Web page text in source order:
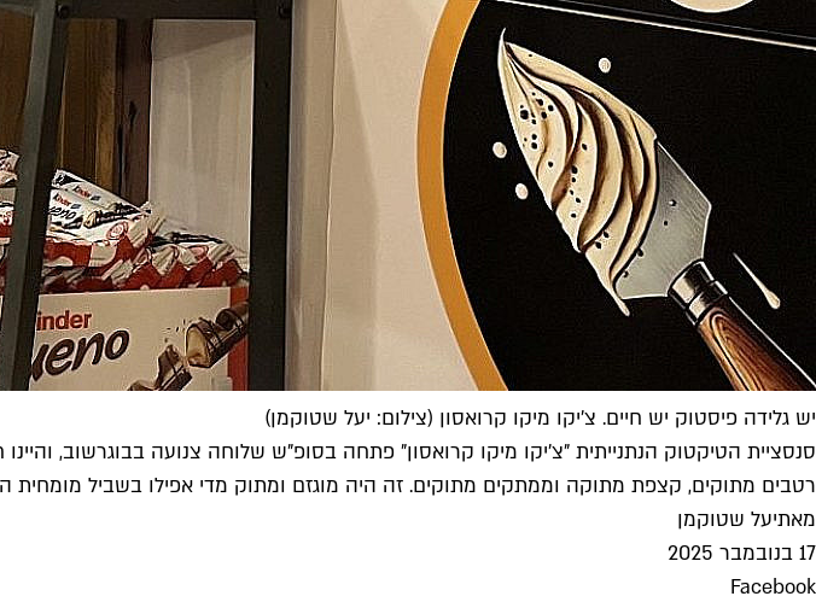
יש גלידה פיסטוק יש חיים. צ'יקו מיקו קרואסון (צילום: יעל שטוקמן)
סנסציית הטיקטוק הנתנייתית "צ'יקו מיקו קרואסון" פתחה בסופ"ש שלוחה צנועה בבוגרשוב,
רטבים מתוקים, קצפת מתוקה וממתקים מתוקים. זה היה מוגזם ומתוק מדי אפילו בשביל
מאתיעל שטוקמן
17 בנובמבר 2025
Facebook